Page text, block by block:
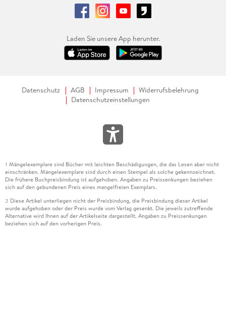
Laden Sie unsere App herunter.
Datenschutz AGB Impressum
Widerrufsbelehrung
Datenschutzeinstellungen
1 Mängelexemplare sind Bücher mit leichten Beschädigungen, die das Lesen aber nicht
einschränken. Mängelexemplare sind durch einen Stempel als solche gekennzeichnet.
Die frühere Buchpreisbindung ist aufgehoben. Angaben zu Preissenkungen beziehen
sich auf den gebundenen Preis eines mangelfreien Exemplars.
2 Diese Artikel unterliegen nicht der Preisbindung, die Preisbindung dieser Artikel
wurde aufgehoben oder der Preis wurde vom Verlag gesenkt. Die jeweils zutreffende
Alternative wird Ihnen auf der Artikelseite dargestellt. Angaben zu Preissenkungen
beziehen sich auf den vorherigen Preis.